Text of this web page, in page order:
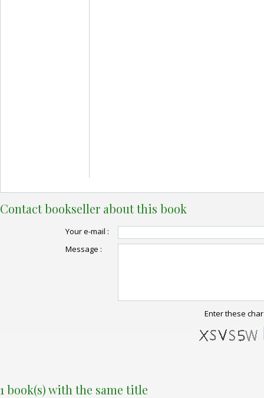
Contact bookseller about this book
Your e-mail :
Message :
Enter these
1 book(s) with the same title